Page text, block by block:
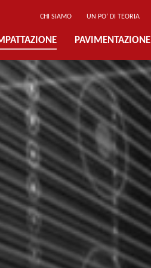
CHI SIAMO UN PO’ DI TEORIA
PAVIMENTAZIONE